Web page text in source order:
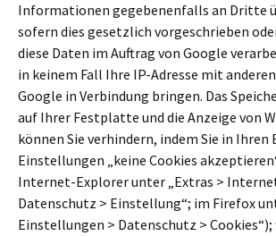
Informationen gegebenenfalls an Dritte
sofern dies gesetzlich vorgeschrieben
diese Daten im Auftrag von Google
in keinem Fall Ihre IP-Adresse mit
Google in Verbindung bringen. Das
auf Ihrer Festplatte und die Anzeige von
können Sie verhindern, indem Sie in Ihren
Einstellungen „keine Cookies
Internet-Explorer unter „Extras >
Datenschutz > Einstellung“; im Firefox
Einstellungen > Datenschutz > Cookies“);